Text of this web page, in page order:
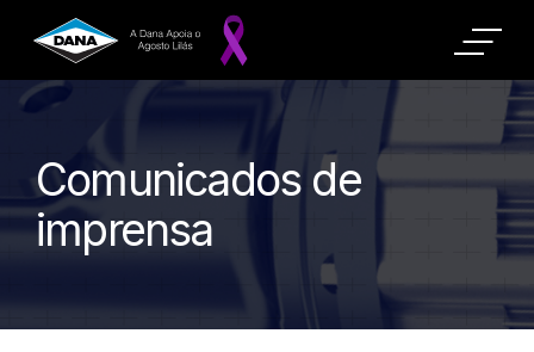
Comunicados de
imprensa